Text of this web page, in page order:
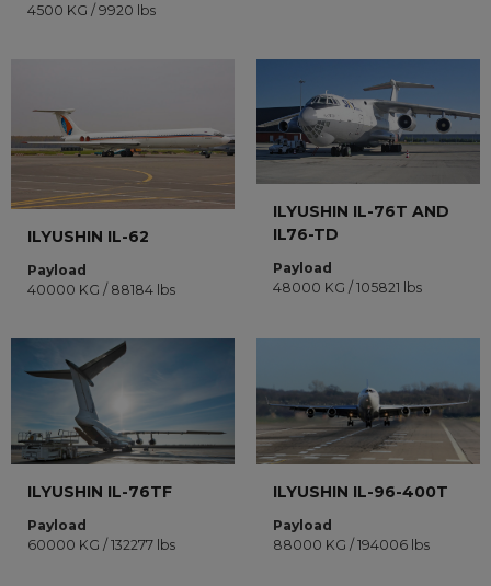
4500 KG / 9920 lbs
ILYUSHIN IL-62
Payload
40000 KG / 88184 lbs
ILYUSHIN IL-76T AND
IL76-TD
Payload
48000 KG / 105821 lbs
ILYUSHIN IL-76TF
Payload
60000 KG / 132277 lbs
ILYUSHIN IL-96-400T
Payload
88000 KG / 194006 lbs